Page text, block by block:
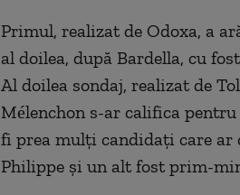
Primul, realizat de Odoxa, a
al doilea, după Bardella, cu
Al doilea sondaj, realizat de
Mélenchon s-ar califica
fi prea mulți candidați care
Philippe și un alt fost prim-